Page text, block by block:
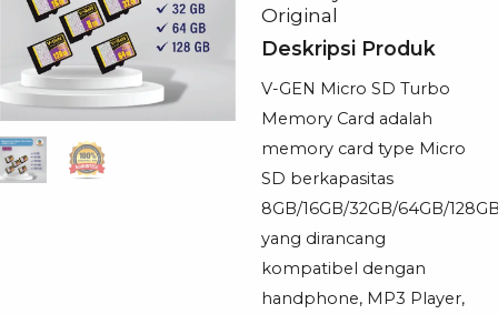
Original
Deskripsi Produk
V-GEN Micro SD Turbo
Memory Card adalah
memory card type Micro
SD berkapasitas
8GB/16GB/32GB/64GB/
yang dirancang
kompatibel dengan
handphone, MP3 Player,